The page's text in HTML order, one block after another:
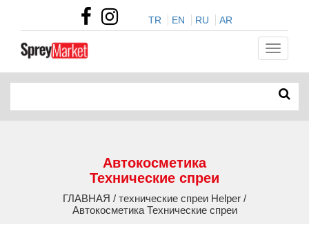
TR EN RU AR
Автокосметика
Технические спреи
ГЛАВНАЯ / технические спреи Helper /
Автокосметика Технические спреи